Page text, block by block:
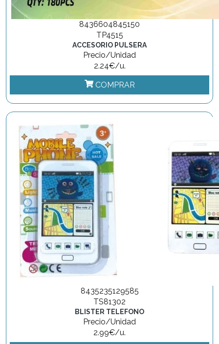
8436604845150
TP4515
ACCESORIO PULSERA
Precio/Unidad
2.24€/u.
COMPRAR
8435235129585
TS81302
BLISTER TELEFONO
Precio/Unidad
2.99€/u.